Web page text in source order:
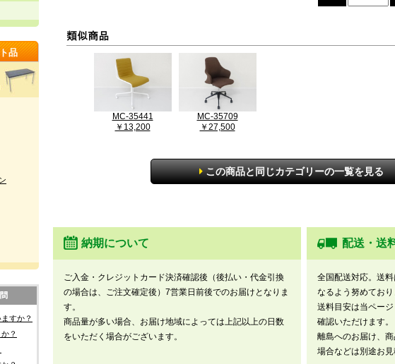
MC-35441
￥13,200
MC-35709
￥27,500
この商品と同じカテゴリーの一覧を見る
納期について
ご入金・クレジットカード決済確認後（後払い・代金引換
の場合は、ご注文確定後）7営業日前後でのお届けとなりま
す。
商品量が多い場合、お届け地域によっては上記以上の日数
をいただく場合がございます。
配送・送
全国配送対応。送
なるよう努めており
送料目安は当ペー
確認いただけます。
離島へのお届け、
場合などは別途お見
品
すか？
？